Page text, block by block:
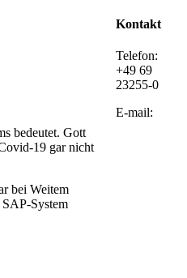
bedeutet. Gott
19 gar nicht
bei Weitem
System
Kontakt
Telefon:
+49 69
23255-0
E-mail: